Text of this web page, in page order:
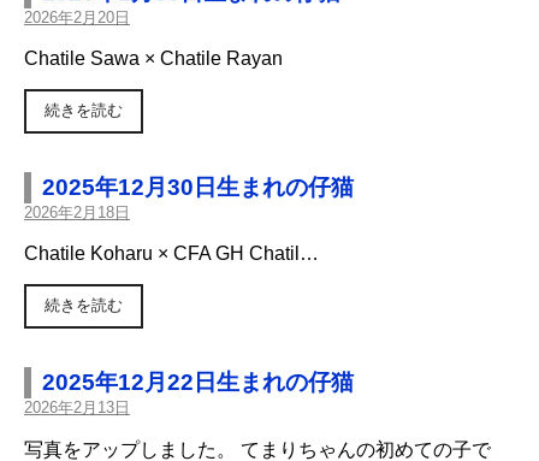
2026年2月20日
Chatile Sawa × Chatile Rayan
続きを読む
2025年12月30日生まれの仔猫
2026年2月18日
Chatile Koharu × CFA GH Chatil…
続きを読む
2025年12月22日生まれの仔猫
2026年2月13日
写真をアップしました。 てまりちゃんの初めての子で